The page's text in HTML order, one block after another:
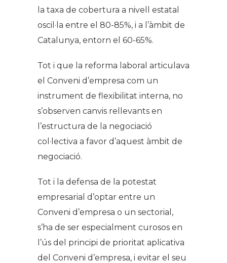
la taxa de cobertura a nivell estatal
oscil·la entre el 80-85%, i a l’àmbit de
Catalunya, entorn el 60-65%.
Tot i que la reforma laboral articulava
el Conveni d’empresa com un
instrument de flexibilitat interna, no
s’observen canvis rellevants en
l’estructura de la negociació
col·lectiva a favor d’aquest àmbit de
negociació.
Tot i la defensa de la potestat
empresarial d’optar entre un
Conveni d’empresa o un sectorial,
s’ha de ser especialment curosos en
l’ús del principi de prioritat aplicativa
del Conveni d’empresa, i evitar el seu